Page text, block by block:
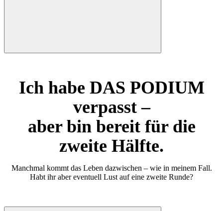
Ich habe DAS PODIUM
verpasst –
aber bin bereit für die
zweite Hälfte.
Manchmal kommt das Leben dazwischen – wie in meinem Fall.
Habt ihr aber eventuell Lust auf eine zweite Runde?